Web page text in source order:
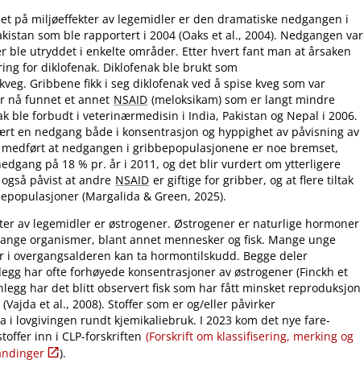
på miljøeffekter av legemidler er den dramatiske nedgangen i
som ble rapportert i 2004 (Oaks et al., 2004). Nedgangen var
ble utryddet i enkelte områder. Etter hvert fant man at årsaken
for diklofenak. Diklofenak ble brukt som
Gribbene fikk i seg diklofenak ved å spise kveg som var
nå funnet et annet NSAID (meloksikam) som er langt mindre
ble forbudt i veterinærmedisin i India, Pakistan og Nepal i 2006.
en nedgang både i konsentrasjon og hyppighet av påvisning av
at nedgangen i gribbepopulasjonene er noe bremset,
på 18 % pr. år i 2011, og det blir vurdert om ytterligere
påvist at andre NSAID er giftige for gribber, og at flere tiltak
(Margalida & Green, 2025).
av legemidler er østrogener. Østrogener er naturlige hormoner
organismer, blant annet mennesker og fisk. Mange unge
overgangsalderen kan ta hormontilskudd. Begge deler
har ofte forhøyede konsentrasjoner av østrogener (Finckh et
har det blitt observert fisk som har fått minsket reproduksjon
et al., 2008). Stoffer som er og​/​eller påvirker
i lovgivingen rundt kjemikaliebruk. I 2023 kom det nye fare-
inn i CLP-forskriften (Forskrift om klassifisering, merking og
).